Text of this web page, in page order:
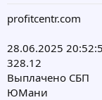
profitcentr.com
28.06.2025
328.12
Выплачено СБП
ЮМани